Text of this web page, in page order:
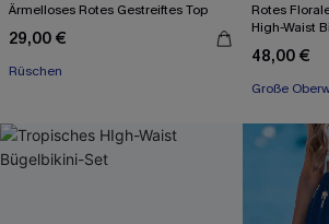
Ärmelloses Rotes Gestreiftes Top
29,00 €
Rüschen
Rotes
High-Waist
48,00 €
Große